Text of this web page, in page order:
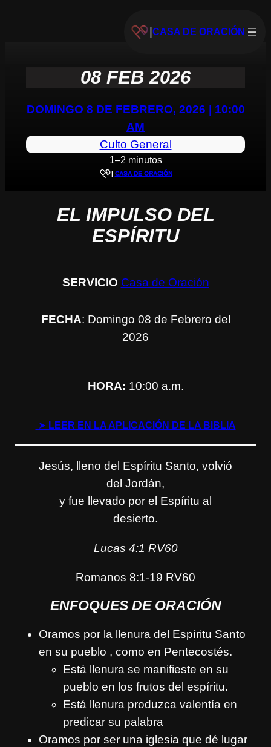
|CASA DE ORACIÓN
08 FEB 2026
DOMINGO 8 DE FEBRERO, 2026 | 10:00
AM
Culto General
1–2 minutos
| CASA DE ORACIÓN
EL IMPULSO DEL
ESPÍRITU
SERVICIO Casa de Oración
FECHA: Domingo 08 de Febrero del
2026
HORA: 10:00 a.m.
➤ LEER EN LA APLICACIÓN DE LA BIBLIA
Jesús, lleno del Espíritu Santo, volvió
del Jordán,
y fue llevado por el Espíritu al
desierto.
Lucas 4:1 RV60
Romanos 8:1-19 RV60
ENFOQUES DE ORACIÓN
Oramos por la llenura del Espíritu Santo
en su pueblo , como en Pentecostés.
Está llenura se manifieste en su
pueblo en los frutos del espíritu.
Está llenura produzca valentía en
predicar su palabra
Oramos por ser una iglesia que dé lugar